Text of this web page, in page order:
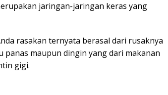
jaringan-jaringan keras yang
rasakan ternyata berasal dari rusaknya
panas maupun dingin yang dari makanan
gigi.